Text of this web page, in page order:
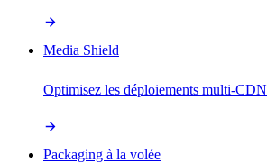
Media Shield
Optimisez les déploiements multi-CDN
Packaging à la volée